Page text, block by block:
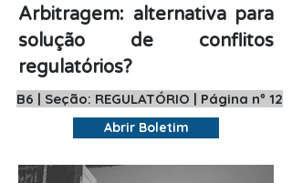
Arbitragem: alternativa para
solução de conflitos
regulatórios?
B6 | Seção: REGULATÓRIO | Página nº 12
Abrir Boletim